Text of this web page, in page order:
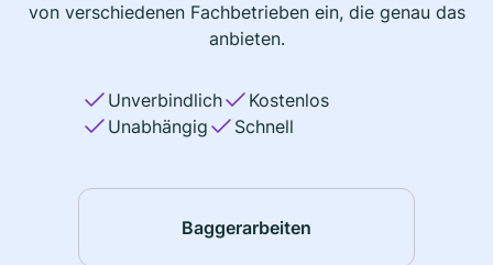
von verschiedenen Fachbetrieben ein, die genau das
anbieten.
Unverbindlich
Kostenlos
Unabhängig
Schnell
Baggerarbeiten